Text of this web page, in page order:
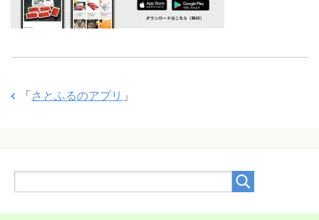
「 さとふるのアプリ 」